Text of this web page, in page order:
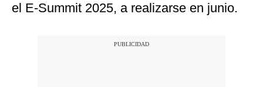
el E-Summit 2025, a realizarse en junio.